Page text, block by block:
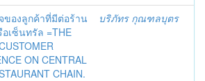
ของลูกค้าที่มีต่อร้าน
อเซ็นทรัล =THE
ON CENTRAL
CHAIN.
บริภัทร กุณฑลบุตร